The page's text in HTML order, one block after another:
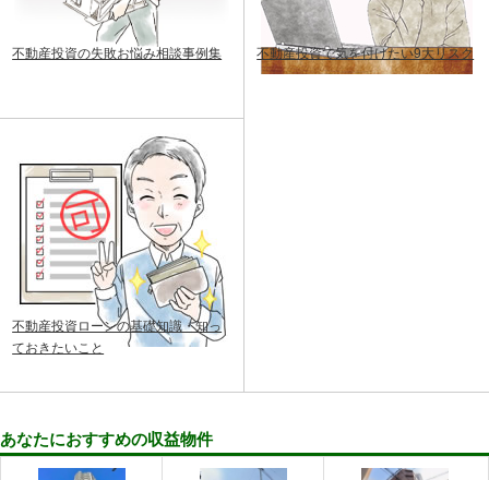
不動産投資の失敗お悩み相談事例集 不動産投資で気を付けたい9大リスク
不動産投資ローンの基礎知識・知っ
ておきたいこと
あなたにおすすめの収益物件